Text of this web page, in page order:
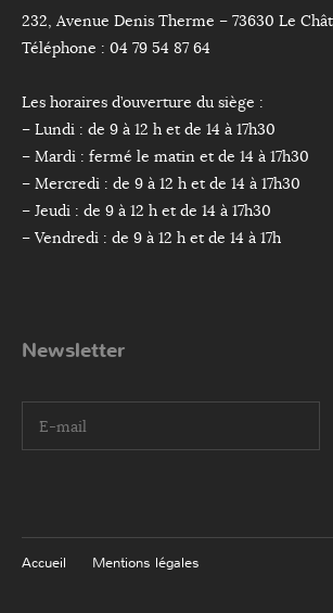
232, Avenue Denis Therme – 73630 Le
Téléphone : 04 79 54 87 64
Les horaires d’ouverture du siège :
– Lundi : de 9 à 12 h et de 14 à 17h30
– Mardi : fermé le matin et de 14 à 17h30
– Mercredi : de 9 à 12 h et de 14 à 17h30
– Jeudi : de 9 à 12 h et de 14 à 17h30
– Vendredi : de 9 à 12 h et de 14 à 17h
Newsletter
I agree terms and conditions.*
Accueil Mentions légales